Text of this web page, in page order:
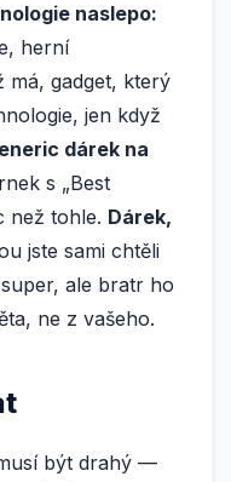
naslepo:
herní
má, gadget, který
jen když
dárek na
s „Best
než tohle. Dárek,
jste sami chtěli
ale bratr ho
ne z vašeho.
být drahý —